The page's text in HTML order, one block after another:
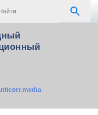
search